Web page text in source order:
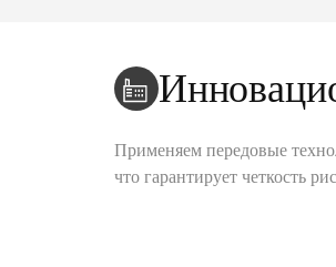
Применяем передовые
что гарантирует четкость